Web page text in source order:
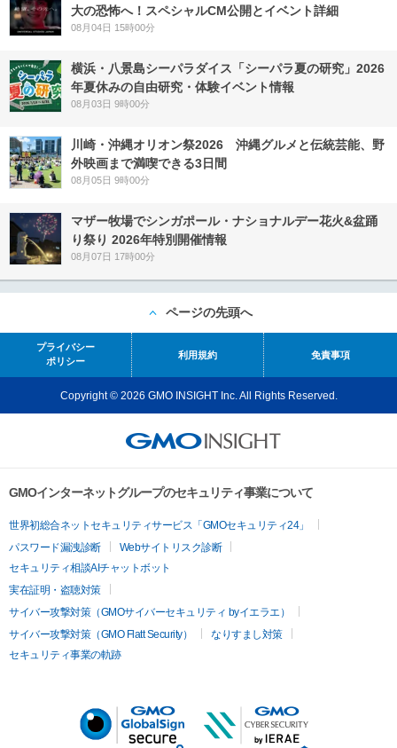
大の恐怖へ！スペシャルCM公開とイベント詳細
08月04日 15時00分
横浜・八景島シーパラダイス「シーパラ夏の研究」2026
年夏休みの自由研究・体験イベント情報
08月03日 9時00分
川崎・沖縄オリオン祭2026 沖縄グルメと伝統芸能、野
外映画まで満喫できる3日間
08月05日 9時00分
マザー牧場でシンガポール・ナショナルデー花火&盆踊
り祭り 2026年特別開催情報
08月07日 17時00分
ページの先頭へ
プライバシー
ポリシー
利用規約 免責事項
Copyright © 2026 GMO INSIGHT Inc. All Rights Reserved.
GMOインターネットグループのセキュリティ事業について
世界初総合ネットセキュリティサービス「GMOセキュリティ24」
パスワード漏洩診断
Webサイトリスク診断
セキュリティ相談AIチャットボット
実在証明・盗聴対策
サイバー攻撃対策（GMOサイバーセキュリティ byイエラエ）
サイバー攻撃対策（GMO Flatt Security）
なりすまし対策
セキュリティ事業の軌跡